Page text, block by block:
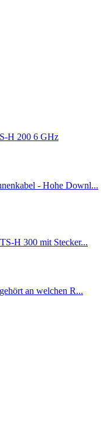
H 200 6 GHz
- Hohe Downl...
H 300 mit Stecker...
an welchen R...